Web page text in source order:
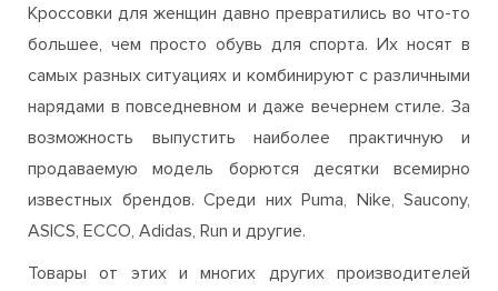
Кроссовки для женщин давно превратились во что-то
большее, чем просто обувь для спорта. Их носят в
самых разных ситуациях и комбинируют с различными
нарядами в повседневном и даже вечернем стиле. За
возможность выпустить наиболее практичную и
продаваемую модель борются десятки всемирно
известных брендов. Среди них Puma, Nike, Saucony,
ASICS, ECCO, Adidas, Run и другие.
Товары от этих и многих других производителей